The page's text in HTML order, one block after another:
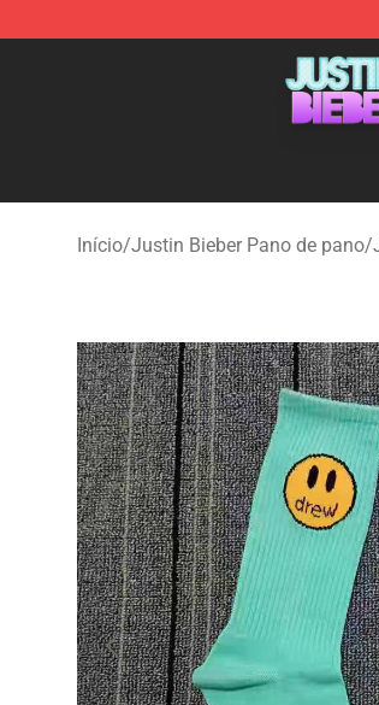
Justin Bieber Store - Official Justin
Início/Justin Bieber Pano de pano/